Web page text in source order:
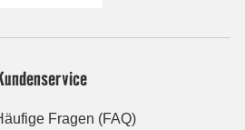
Fragen (FAQ)